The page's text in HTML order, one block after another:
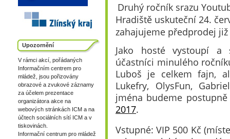
Upozornění
V rámci akcí, pořádaných
Informačním centrem pro
mládež, jsou pořizovány
obrazové a zvukové záznamy
za účelem prezentace
organizátora akce na
webových stránkách ICM a na
účtech sociálních sítí ICM a v
tiskovinách.
Informační centrum pro mládež
Druhý ročník srazu
Hradiště uskuteční 24.
zahajujeme předprodej již
Jako hosté vystoupí a
účastníci minulého
Luboš je celkem fajn,
Lukefry, OlysFun,
jména budeme
2017.
Vstupné: VIP 500 Kč